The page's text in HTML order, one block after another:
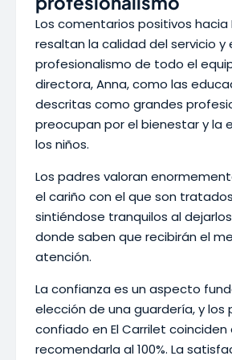
Los comentarios positivos hacia
resaltan la calidad del servicio y
profesionalismo de todo el
directora, Anna, como las
descritas como grandes
preocupan por el bienestar y la
los niños.
Los padres valoran
el cariño con el que son
sintiéndose tranquilos al
donde saben que recibirán el
atención.
La confianza es un aspecto
elección de una guardería, y los
confiado en El Carrilet coinciden
recomendarla al 100%. La